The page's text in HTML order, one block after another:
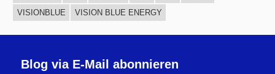
VISIONBLUE
VISION BLUE ENERGY
Blog via E-Mail abonnieren